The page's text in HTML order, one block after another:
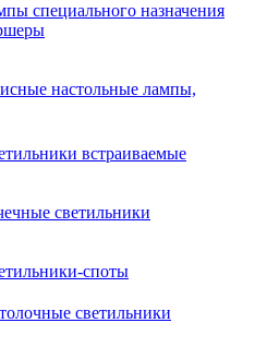
специального назначения
настольные лампы,
встраиваемые
светильники
споты
светильники